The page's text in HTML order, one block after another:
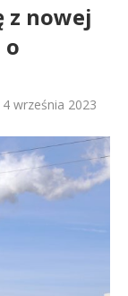
z nowej
o
4 września 2023